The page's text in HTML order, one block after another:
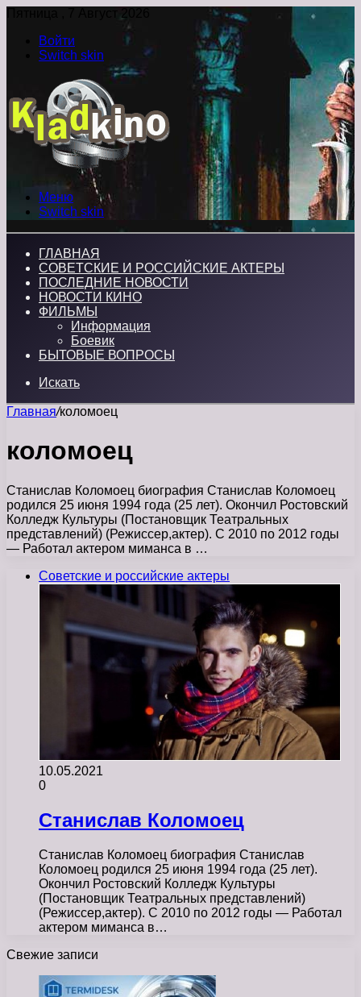
Пятница , 7 Август 2026
Войти
Switch skin
Меню
Switch skin
ГЛАВНАЯ
СОВЕТСКИЕ И РОССИЙСКИЕ АКТЕРЫ
ПОСЛЕДНИЕ НОВОСТИ
НОВОСТИ КИНО
ФИЛЬМЫ
Информация
Боевик
БЫТОВЫЕ ВОПРОСЫ
Искать
Главная/коломоец
коломоец
Станислав Коломоец биография Станислав Коломоец
родился 25 июня 1994 года (25 лет). Окончил Ростовский
Колледж Культуры (Постановщик Театральных
представлений) (Режиссер,актер). С 2010 по 2012 годы
— Работал актером миманса в …
Советские и российские актеры
10.05.2021
0
Станислав Коломоец
Станислав Коломоец биография Станислав
Коломоец родился 25 июня 1994 года (25 лет).
Окончил Ростовский Колледж Культуры
(Постановщик Театральных представлений)
(Режиссер,актер). С 2010 по 2012 годы — Работал
актером миманса в…
Свежие записи